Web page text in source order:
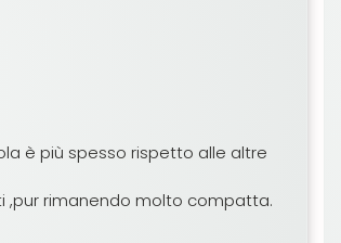
è più spesso rispetto alle altre
,pur rimanendo molto compatta.